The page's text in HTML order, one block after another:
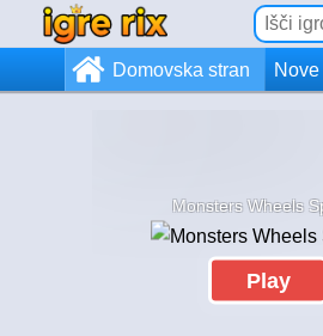
Domovska stran Nove
Monsters Wheels
Play